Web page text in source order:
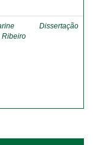
Ribeiro
Dissertação